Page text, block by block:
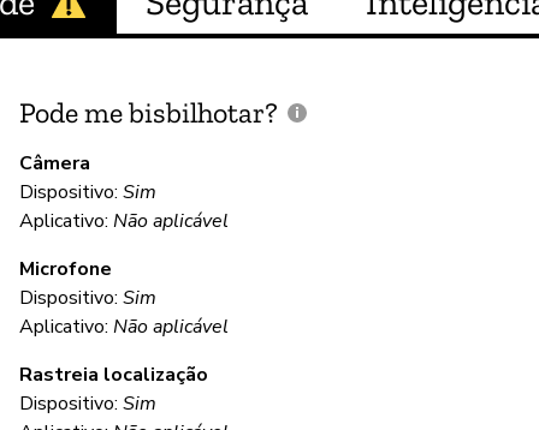
Pode me bisbilhotar?
Câmera
Dispositivo: Sim
Aplicativo: Não aplicável
Microfone
Dispositivo: Sim
Aplicativo: Não aplicável
Rastreia localização
Dispositivo: Sim